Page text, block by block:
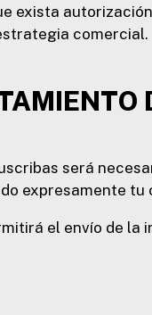
exista
comercial.
será
expresamente
el envío de